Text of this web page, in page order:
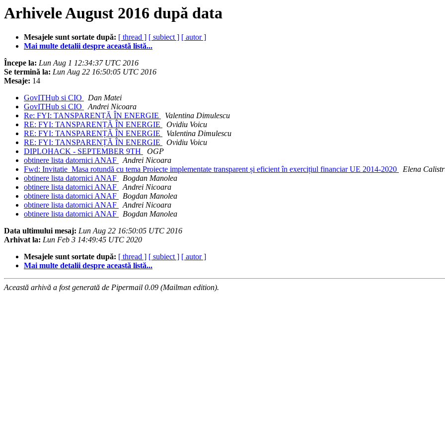
Arhivele August 2016 după data
Mesajele sunt sortate după: [ thread ] [ subiect ] [ autor ]
Mai multe detalii despre această listă...
Începe la: Lun Aug 1 12:34:37 UTC 2016
Se termină la: Lun Aug 22 16:50:05 UTC 2016
Mesaje: 14
GovITHub si CIO
Dan Matei
GovITHub si CIO
Andrei Nicoara
Re: FYI: TANSPARENȚĂ ÎN ENERGIE
Valentina Dimulescu
RE: FYI: TANSPARENȚĂ ÎN ENERGIE
Ovidiu Voicu
RE: FYI: TANSPARENȚĂ ÎN ENERGIE
Valentina Dimulescu
RE: FYI: TANSPARENȚĂ ÎN ENERGIE
Ovidiu Voicu
DIPLOHACK - SEPTEMBER 9TH
OGP
obtinere lista datornici ANAF
Andrei Nicoara
Fwd: Invitatie_Masa rotundă cu tema Proiecte implementate transparent și eficient în exercițiul financiar UE 2014-2020
Elena
obtinere lista datornici ANAF
Bogdan Manolea
obtinere lista datornici ANAF
Andrei Nicoara
obtinere lista datornici ANAF
Bogdan Manolea
obtinere lista datornici ANAF
Andrei Nicoara
obtinere lista datornici ANAF
Bogdan Manolea
Data ultimului mesaj: Lun Aug 22 16:50:05 UTC 2016
Arhivat la: Lun Feb 3 14:49:45 UTC 2020
Mesajele sunt sortate după: [ thread ] [ subiect ] [ autor ]
Mai multe detalii despre această listă...
Această arhivă a fost generată de Pipermail 0.09 (Mailman edition).